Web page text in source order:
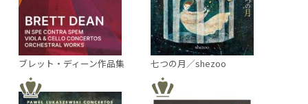
ブレット・ディーン作品集 七つの月／shezoo